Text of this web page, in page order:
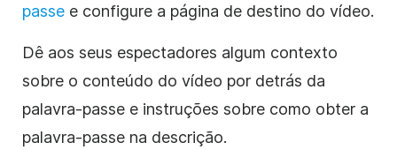
passe e configure a página de destino do vídeo.
Dê aos seus espectadores algum contexto
sobre o conteúdo do vídeo por detrás da
palavra-passe e instruções sobre como obter a
palavra-passe na descrição.